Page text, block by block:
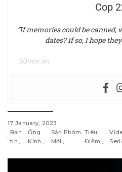
Cop
“If memories could be canned,
dates? If so, I hope
50mm.vn
17 January, 2023
Bản
tin
Ống
Kính
Sản Phẩm
Mới
Tiêu
Điểm